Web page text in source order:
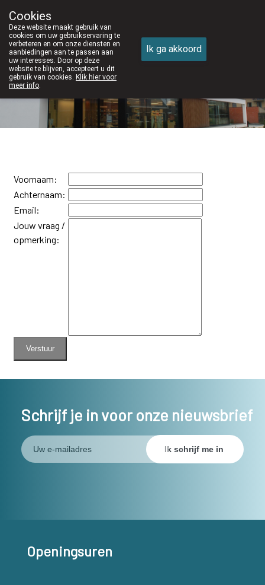
050/82 28 83
Nu gesloten
Voornaam:
Achternaam:
Email:
Jouw vraag /
opmerking:
Schrijf je in voor onze nieuwsbrief
Openingsuren
Cookies
Deze website maakt gebruik van
cookies om uw gebruikservaring te
verbeteren en om onze diensten en
aanbiedingen aan te passen aan
uw interesses. Door op deze
website te blijven, accepteert u dit
gebruik van cookies. Klik hier voor
meer info.
Ik ga akkoord